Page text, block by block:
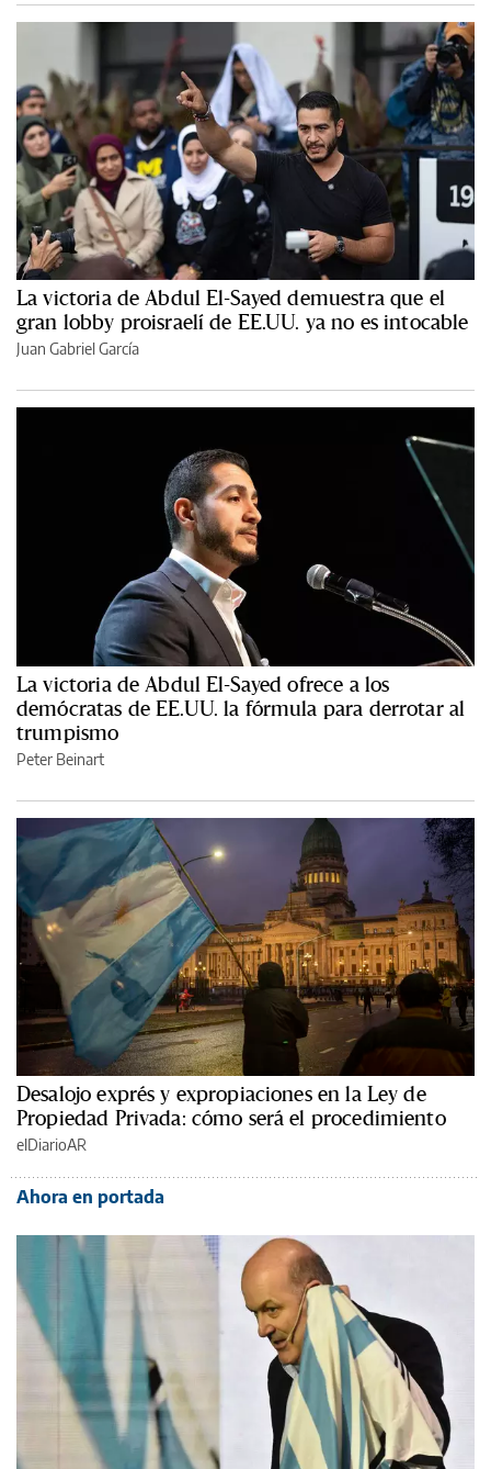
La victoria de Abdul El-Sayed demuestra que el
gran lobby proisraelí de EE.UU. ya no es intocable
Juan Gabriel García
La victoria de Abdul El-Sayed ofrece a los
demócratas de EE.UU. la fórmula para derrotar al
trumpismo
Peter Beinart
Desalojo exprés y expropiaciones en la Ley de
Propiedad Privada: cómo será el procedimiento
elDiarioAR
Ahora en portada